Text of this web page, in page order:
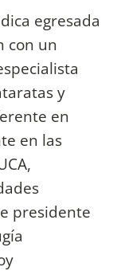
egresada
con un
y
en
en las
presidente